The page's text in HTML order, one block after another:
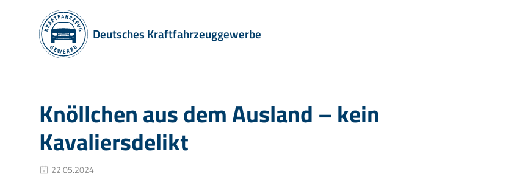
Deutsches Kraftfahrzeuggewerbe
Knöllchen aus dem Ausland – kein
Kavaliersdelikt
22.05.2024